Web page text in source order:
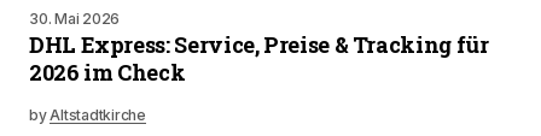
30. Mai 2026
DHL Express: Service, Preise & Tracking für
2026 im Check
byAltstadtkirche